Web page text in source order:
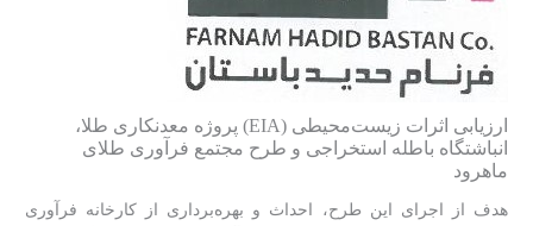
ارزیابی اثرات زیست‌محیطی (EIA) پروژه معدنکاری طلا،
انباشتگاه باطله استخراجی و طرح مجتمع فرآوری طلای
ماهرود
هدف از اجرای این طرح، احداث و بهره‌برداری از کارخانه فرآوری